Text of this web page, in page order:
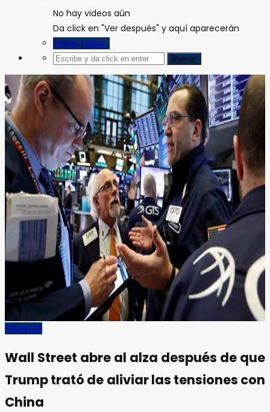
No hay videos aún
Da click en "Ver después" y aquí aparecerán
Verlos todos
FINANZAS
Wall Street abre al alza después de que
Trump trató de aliviar las tensiones con
China